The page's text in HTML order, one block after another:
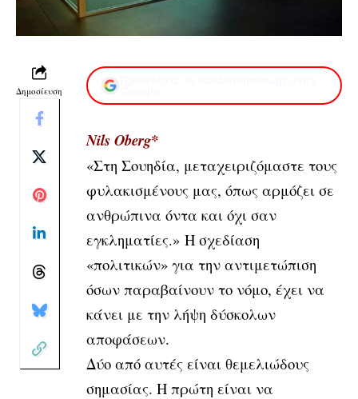
Δημοσίευση
Nils Oberg*
«Στη Σουηδία, μεταχειριζόμαστε τους
φυλακισμένους μας, όπως αρμόζει σε
ανθρώπινα όντα και όχι σαν
εγκληματίες.» Η σχεδίαση
«πολιτικών» για την αντιμετώπιση
όσων παραβαίνουν το νόμο, έχει να
κάνει με την λήψη δύσκολων
αποφάσεων.
Δύο από αυτές είναι θεμελιώδους
σημασίας. Η πρώτη είναι να